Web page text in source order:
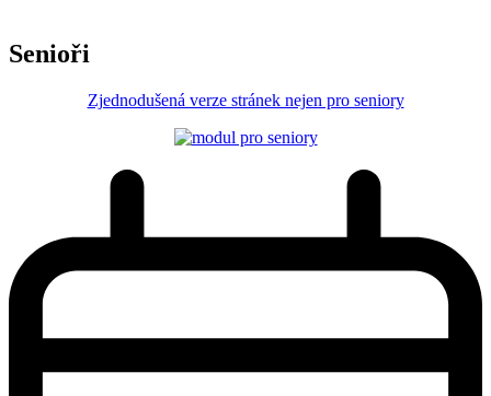
Senioři
Zjednodušená verze stránek nejen pro seniory